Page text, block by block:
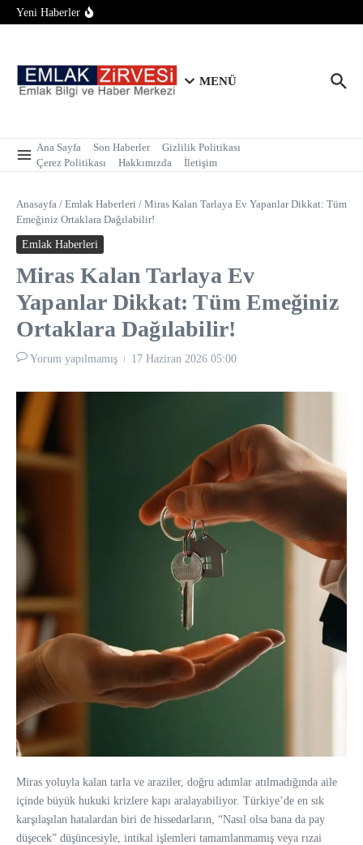
İçeriğe atla
Yeni Haberler
Bungalov İçin 2 Hektar Sınırı Geldi!
MENÜ
Ana Sayfa Son Haberler
Gizlilik Politikası
Çerez Politikası
Hakkımızda İletişim
Anasayfa / Emlak Haberleri / Miras Kalan Tarlaya Ev Yapanlar Dikkat: Tüm
Emeğiniz Ortaklara Dağılabilir!
Emlak Haberleri
Miras Kalan Tarlaya Ev
Yapanlar Dikkat: Tüm Emeğiniz
Ortaklara Dağılabilir!
Yorum yapılmamış 17 Haziran 2026 05:00
Miras yoluyla kalan tarla ve araziler, doğru adımlar atılmadığında aile
içinde büyük hukuki krizlere kapı aralayabiliyor. Türkiye’de en sık
karşılaşılan hatalardan biri de hissedarların, “Nasıl olsa bana da pay
düşecek” düşüncesiyle, intikal işlemleri tamamlanmamış veya rızai